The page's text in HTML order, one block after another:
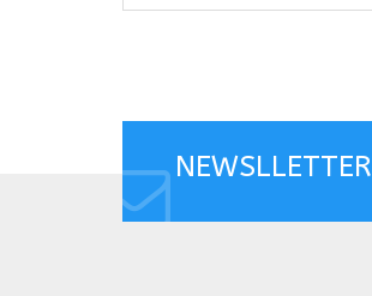
NEWSLLETTER